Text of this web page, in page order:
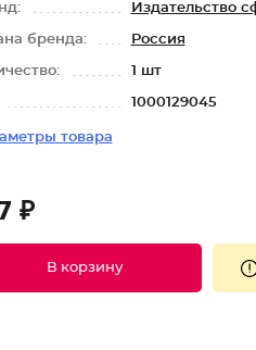
Издательство
бренда: Россия
1 шт
1000129045
товара
₽
В корзину